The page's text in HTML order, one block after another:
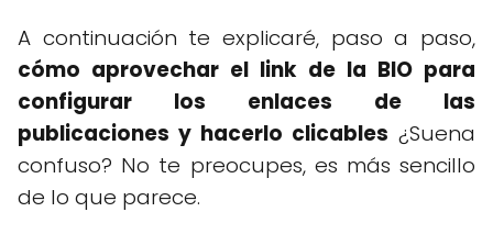
A continuación te explicaré, paso a paso,
cómo aprovechar el link de la BIO para
configurar los enlaces de las
publicaciones y hacerlo clicables ¿Suena
confuso? No te preocupes, es más sencillo
de lo que parece.